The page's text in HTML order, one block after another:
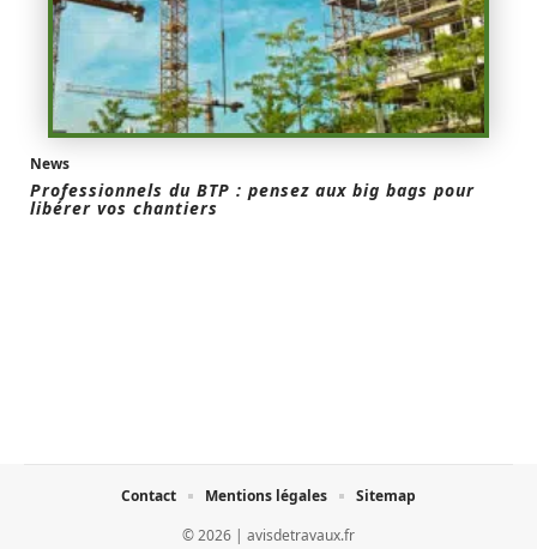
News
Professionnels du BTP : pensez aux big bags pour
libérer vos chantiers
© 2026 | avisdetravaux.fr
Contact Mentions légales Sitemap